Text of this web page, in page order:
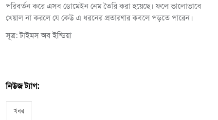
পরিবর্তন করে এসব ডোমেইন নেম তৈরি করা হয়েছে। ফলে ভালোভাবে
খেয়াল না করলে যে কেউ এ ধরনের প্রতারণার কবলে পড়তে পারেন।
সূত্র: টাইমস অব ইন্ডিয়া
নিউজ ট্যাগ:
খবর